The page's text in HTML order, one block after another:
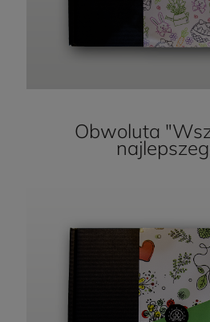
Obwoluta